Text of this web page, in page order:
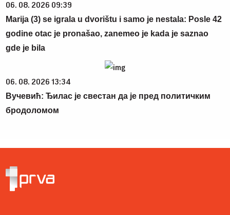
06. 08. 2026 09:39
Marija (3) se igrala u dvorištu i samo je nestala: Posle 42
godine otac je pronašao, zanemeo je kada je saznao
gde je bila
06. 08. 2026 13:34
Вучевић: Ђилас је свестан да је пред политичким
бродоломом